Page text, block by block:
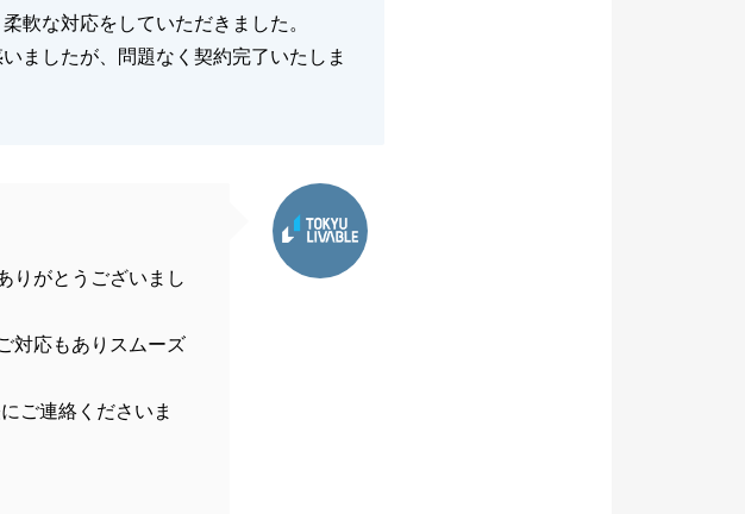
軟な対応をしていただきました。
ましたが、問題なく契約完了いたしま
りがとうございまし
対応もありスムーズ
ご連絡くださいま